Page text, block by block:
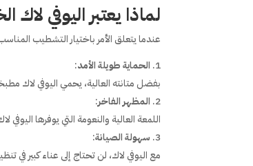
لماذا يعتبر اليوفي لاك
عندما يتعلق الأمر باختيار التشطيب
الحماية طويلة الأمد:
بفضل متانته العالية، يحمي اليوفي لاك
المظهر الفاخر:
اللمعة العالية والنعومة التي يوفرها
سهولة الصيانة:
مع اليوفي لاك، لن تحتاج إلى عناء كبير